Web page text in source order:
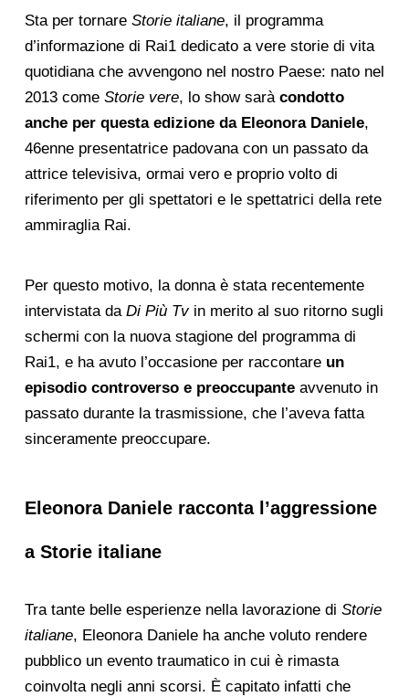
Sta per tornare Storie italiane, il programma
d’informazione di Rai1 dedicato a vere storie di vita
quotidiana che avvengono nel nostro Paese: nato nel
2013 comeStorie vere, lo show sarà condotto
anche per questa edizione da Eleonora Daniele,
46enne presentatrice padovana con un passato da
attrice televisiva, ormai vero e proprio volto di
riferimento per gli spettatori e le spettatrici della rete
ammiraglia Rai.
Per questo motivo, la donna è stata recentemente
intervistata da Di Più Tvin merito al suo ritorno sugli
schermi con la nuova stagione del programma di
Rai1, e ha avuto l’occasione per raccontare un
episodio controverso e preoccupanteavvenuto in
passato durante la trasmissione, che l’aveva fatta
sinceramente preoccupare.
Eleonora Daniele racconta l’aggressione
a Storie italiane
Tra tante belle esperienze nella lavorazione di Storie
italiane, Eleonora Daniele ha anche voluto rendere
pubblico un evento traumatico in cui è rimasta
coinvolta negli anni scorsi. È capitato infatti che